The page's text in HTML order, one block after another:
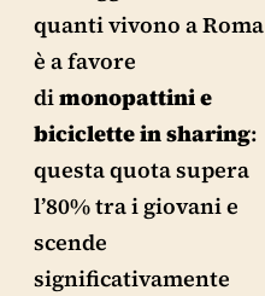
quanti vivono a Roma
è a favore
dimonopattini e
biciclette in sharing:
questa quota supera
l’80% tra i giovani e
scende
significativamente